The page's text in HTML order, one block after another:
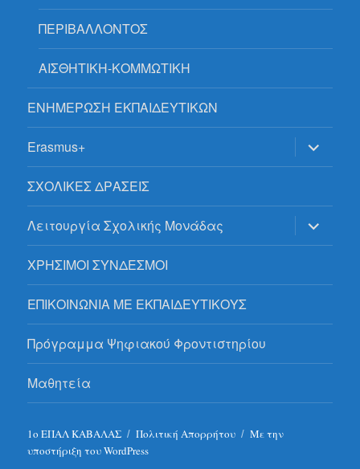
ΠΕΡΙΒΑΛΛΟΝΤΟΣ
ΑΙΣΘΗΤΙΚΗ-ΚΟΜΜΩΤΙΚΗ
ΕΝΗΜΕΡΩΣΗ ΕΚΠΑΙΔΕΥΤΙΚΩΝ
Erasmus+ του
μενού
ΣΧΟΛΙΚΕΣ ΔΡΑΣΕΙΣ
Λειτουργία Σχολικής Μονάδας του
μενού
ΧΡΗΣΙΜΟΙ ΣΥΝΔΕΣΜΟΙ
ΕΠΙΚΟΙΝΩΝΙΑ ΜΕ ΕΚΠΑΙΔΕΥΤΙΚΟΥΣ
Πρόγραμμα Ψηφιακού Φροντιστηρίου
Μαθητεία
1ο ΕΠΑΛ ΚΑΒΑΛΑΣ Πολιτική Απορρήτου
Με την
υποστήριξη του WordPress